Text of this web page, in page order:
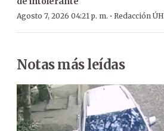
Agosto 7, 2026 04:21 p. m. · Redacción ÚH
Notas más leídas